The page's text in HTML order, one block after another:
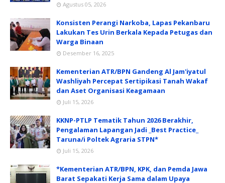
Agustus 05, 2026
Konsisten Perangi Narkoba, Lapas Pekanbaru
Lakukan Tes Urin Berkala Kepada Petugas dan
Warga Binaan
Desember 16, 2025
Kementerian ATR/BPN Gandeng Al Jam'iyatul
Washliyah Percepat Sertipikasi Tanah Wakaf
dan Aset Organisasi Keagamaan
Juli 15, 2026
KKNP-PTLP Tematik Tahun 2026 Berakhir,
Pengalaman Lapangan Jadi _Best Practice_
Taruna/i Poltek Agraria STPN*
Juli 15, 2026
*Kementerian ATR/BPN, KPK, dan Pemda Jawa
Barat Sepakati Kerja Sama dalam Upaya